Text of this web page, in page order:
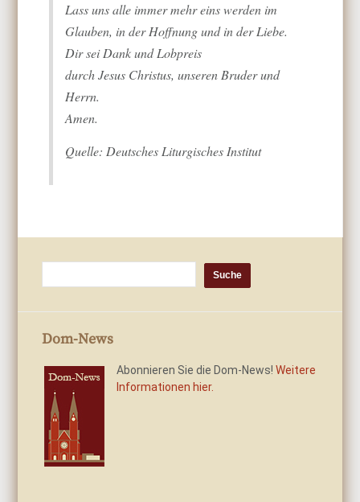
Lass uns alle immer mehr eins werden im
Glauben, in der Hoffnung und in der Liebe.
Dir sei Dank und Lobpreis
durch Jesus Christus, unseren Bruder und
Herrn.
Amen.
Quelle: Deutsches Liturgisches Institut
Dom-News
Abonnieren Sie die Dom-News!Weitere
Informationen hier.